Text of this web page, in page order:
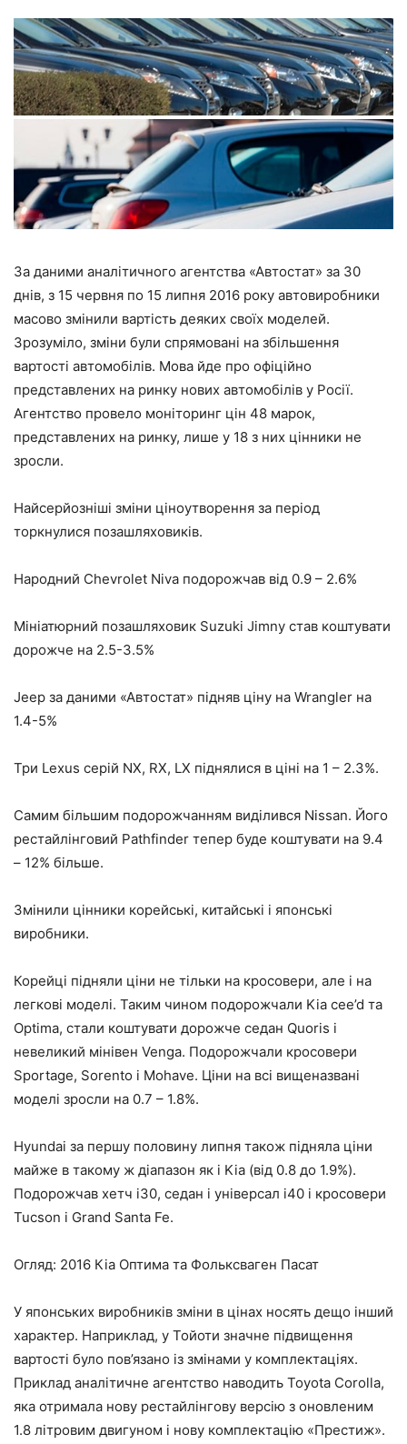
За даними аналітичного агентства «Автостат» за 30
днів, з 15 червня по 15 липня 2016 року автовиробники
масово змінили вартість деяких своїх моделей.
Зрозуміло, зміни були спрямовані на збільшення
вартості автомобілів. Мова йде про офіційно
представлених на ринку нових автомобілів у Росії.
Агентство провело моніторинг цін 48 марок,
представлених на ринку, лише у 18 з них цінники не
зросли.
Найсерйозніші зміни ціноутворення за період
торкнулися позашляховиків.
Народний Chevrolet Niva подорожчав від 0.9 – 2.6%
Мініатюрний позашляховик Suzuki Jimny став коштувати
дорожче на 2.5-3.5%
Jeep за даними «Автостат» підняв ціну на Wrangler на
1.4-5%
Три Lexus серій NX, RX, LX піднялися в ціні на 1 – 2.3%.
Самим більшим подорожчанням виділився Nissan. Його
рестайлінговий Pathfinder тепер буде коштувати на 9.4
– 12% більше.
Змінили цінники корейські, китайські і японські
виробники.
Корейці підняли ціни не тільки на кросовери, але і на
легкові моделі. Таким чином подорожчали Kia cee’d та
Optima, стали коштувати дорожче седан Quoris і
невеликий мінівен Venga. Подорожчали кросовери
Sportage, Sorento і Mohave. Ціни на всі вищеназвані
моделі зросли на 0.7 – 1.8%.
Hyundai за першу половину липня також підняла ціни
майже в такому ж діапазон як і Kia (від 0.8 до 1.9%).
Подорожчав хетч i30, седан і універсал i40 і кросовери
Tucson і Grand Santa Fe.
Огляд: 2016 Кіа Оптима та Фольксваген Пасат
У японських виробників зміни в цінах носять дещо інший
характер. Наприклад, у Тойоти значне підвищення
вартості було пов’язано із змінами у комплектаціях.
Приклад аналітичне агентство наводить Toyota Corolla,
яка отримала нову рестайлінгову версію з оновленим
1.8 літровим двигуном і нову комплектацію «Престиж».